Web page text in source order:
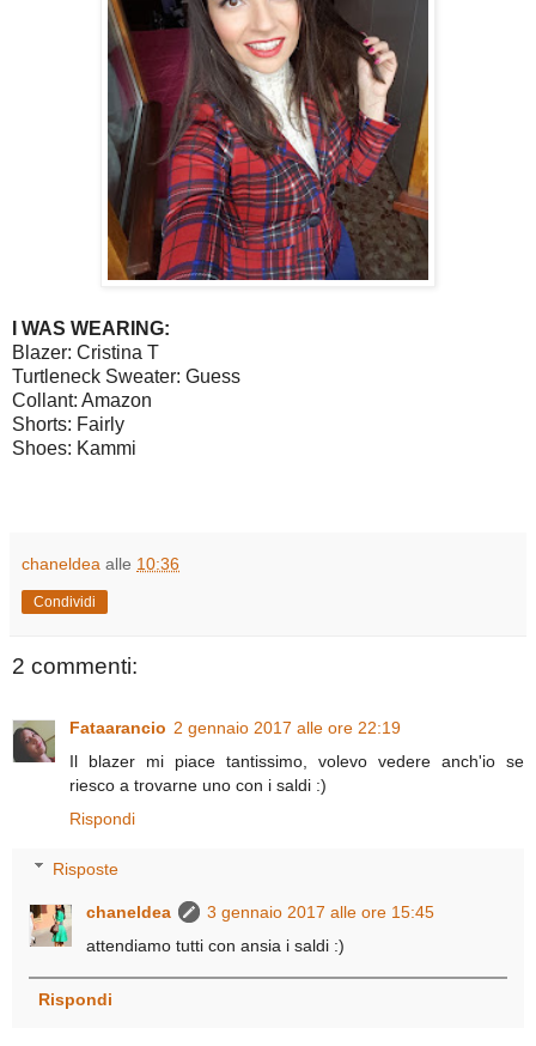
I WAS WEARING:
Blazer: Cristina T
Turtleneck Sweater: Guess
Collant: Amazon
Shorts: Fairly
Shoes: Kammi
chaneldea alle 10:36
Condividi
2 commenti:
Fataarancio 2 gennaio 2017 alle ore 22:19
Il blazer mi piace tantissimo, volevo vedere anch'io se
riesco a trovarne uno con i saldi :)
Rispondi
Risposte
chaneldea
3 gennaio 2017 alle ore 15:45
attendiamo tutti con ansia i saldi :)
Rispondi